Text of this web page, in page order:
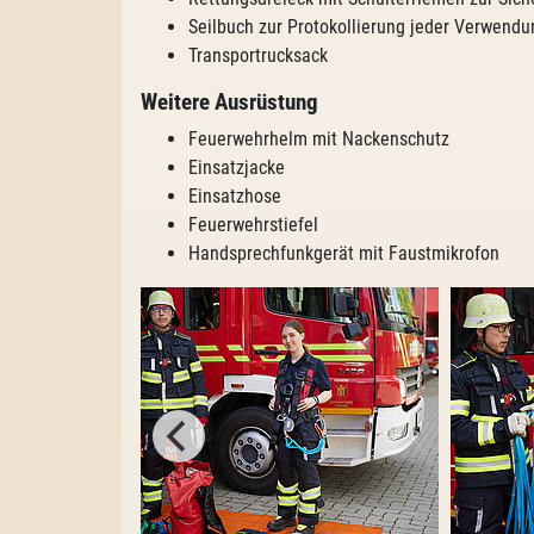
Seilbuch zur Protokollierung jeder
Transportrucksack
Weitere Ausrüstung
Feuerwehrhelm mit Nackenschutz
Einsatzjacke
Einsatzhose
Feuerwehrstiefel
Handsprechfunkgerät mit Faustmikrofon